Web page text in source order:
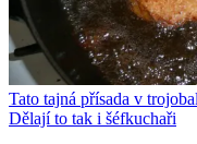
Tato tajná přísada v
Dělají to tak i šéfkuchaři